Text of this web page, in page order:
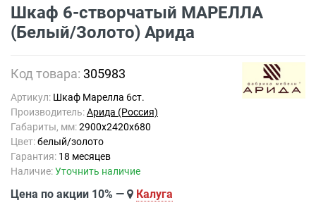
Шкаф 6-створчатый МАРЕЛЛА
(Белый/Золото) Арида
Код товара: 305983
Артикул: Шкаф Марелла 6ст.
Производитель:Арида (Россия)
Габариты, мм:2900х2420х680
Цвет:белый/золото
Гарантия: 18 месяцев
Наличие:Уточнить наличие
Цена по акции 10% — Калуга